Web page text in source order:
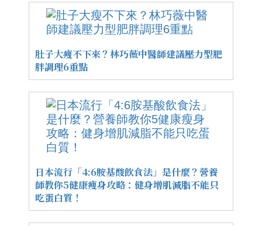
肚子大瘦不下來？林巧薇中醫師建議壓力型肥
胖調理6重點
日本流行「4:6胺基酸飲食法」是什麼？營養
師教你5健康瘦身攻略：健身增肌減脂不能只
吃蛋白質！